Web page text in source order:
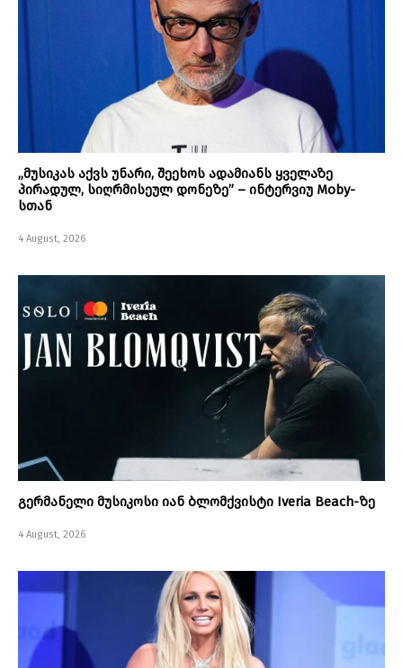
„მუსიკას აქვს უნარი, შეეხოს ადამიანს ყველაზე
პირადულ, სიღრმისეულ დონეზე” – ინტერვიუ Moby-
სთან
4 August, 2026
გერმანელი მუსიკოსი იან ბლომქვისტი Iveria Beach-ზე
4 August, 2026